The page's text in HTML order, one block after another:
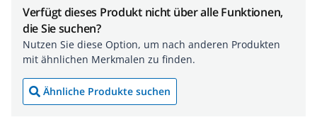
Verfügt dieses Produkt nicht über alle Funktionen,
die Sie suchen?
Nutzen Sie diese Option, um nach anderen Produkten
mit ähnlichen Merkmalen zu finden.
Ähnliche Produkte suchen